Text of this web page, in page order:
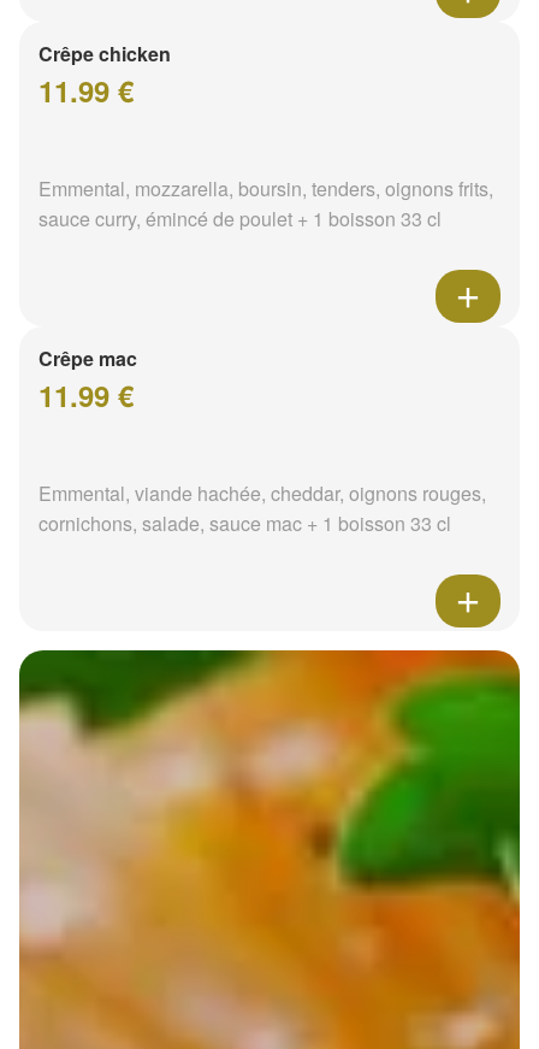
Crêpe chicken
11.99 €
Emmental, mozzarella, boursin, tenders, oignons frits,
sauce curry, émincé de poulet + 1 boisson 33 cl
Crêpe mac
11.99 €
Emmental, viande hachée, cheddar, oignons rouges,
cornichons, salade, sauce mac + 1 boisson 33 cl